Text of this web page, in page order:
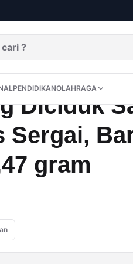
OPININUSANTARA
PENDIDIKANOLAHRAGA
Polres Sergai, Barang Bukti Ganja
Diciduk
Sergai,
gram